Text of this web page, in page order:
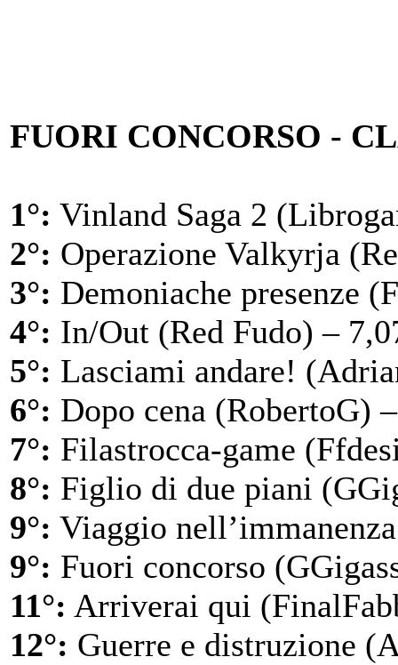
FUORI CONCORSO -
1°: Vinland Saga 2
2°: Operazione Valkyrja
3°: Demoniache presenze
4°: In/Out (Red Fudo) –
5°: Lasciami andare!
6°: Dopo cena (RobertoG)
7°: Filastrocca-game
8°: Figlio di due piani
9°: Viaggio
9°: Fuori concorso
11°: Arriverai qui
12°: Guerre e distruzione